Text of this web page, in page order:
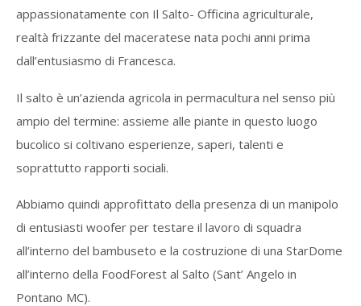
appassionatamente con Il Salto- Officina agriculturale,
realtà frizzante del maceratese nata pochi anni prima
dall’entusiasmo di Francesca.
Il salto è un’azienda agricola in permacultura nel senso più
ampio del termine: assieme alle piante in questo luogo
bucolico si coltivano esperienze, saperi, talenti e
soprattutto rapporti sociali.
Abbiamo quindi approfittato della presenza di un manipolo
di entusiasti woofer per testare il lavoro di squadra
all’interno del bambuseto e la costruzione di una StarDome
all’interno della FoodForest al Salto (Sant’ Angelo in
Pontano MC).